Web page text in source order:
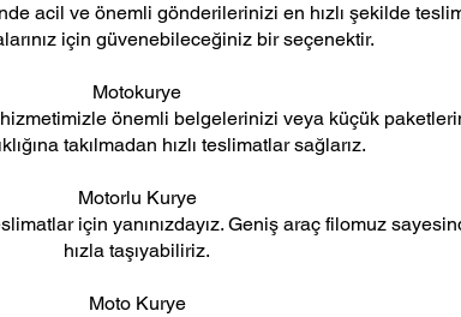
acil ve önemli gönderilerinizi en hızlı şekilde
için güvenebileceğiniz bir seçenektir.
Motokurye
önemli belgelerinizi veya küçük
takılmadan hızlı teslimatlar sağlarız.
Motorlu Kurye
için yanınızdayız. Geniş araç filomuz
hızla taşıyabiliriz.
Moto Kurye